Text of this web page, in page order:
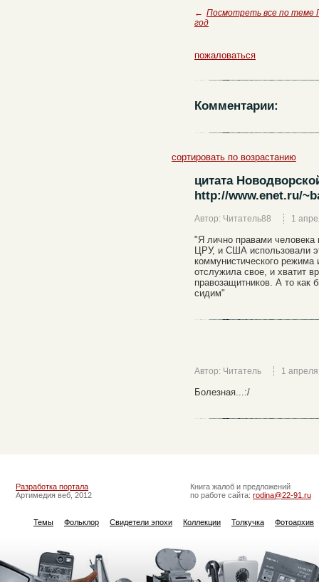
← Посмотреть все по теме
год
пожаловаться
Комментарии:
сортировать по возрастанию
цитата
http://www.enet.ru/
Автор: Читатель88 1
"Я лично правами
ЦРУ, и США использовали
коммунистического
отслужила свое, и хватит
правозащитников. А то как
сидим"
Автор: Читатель 1
Болезная...:/
Разработка портала
Артимедия веб, 2012
Книга жалоб и предложений
по работе сайта: rodina@22-91.ru
Темы Фольклор Свидетели эпохи Коллекции Толкучка Фотоархив